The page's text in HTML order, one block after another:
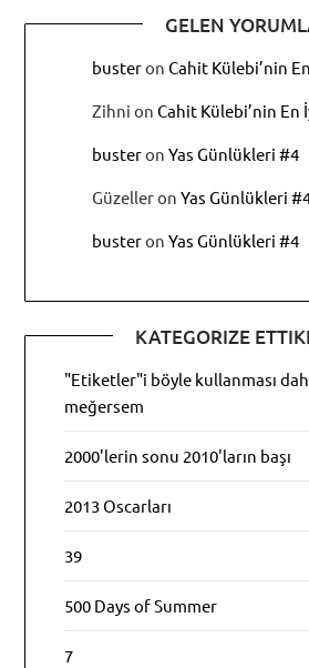
GELEN
busteronCahit Külebi’nin
Zihni onCahit Külebi’nin En
busteronYas Günlükleri #4
GüzelleronYas Günlükleri
busteronYas Günlükleri #4
KATEGORIZE
"Etiketler"i böyle kullanması
meğersem
2000'lerin sonu 2010'ların başı
2013 Oscarları
39
500 Days of Summer
7